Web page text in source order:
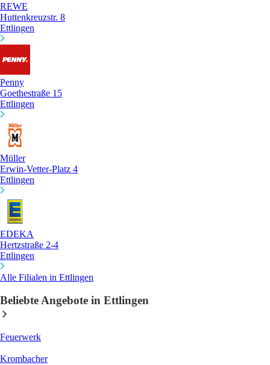
REWE
Huttenkreuzstr. 8
Ettlingen
Penny
Goethestraße 15
Ettlingen
Müller
Erwin-Vetter-Platz 4
Ettlingen
EDEKA
Hertzstraße 2-4
Ettlingen
Alle Filialen in Ettlingen
Beliebte Angebote in Ettlingen
Feuerwerk
Krombacher